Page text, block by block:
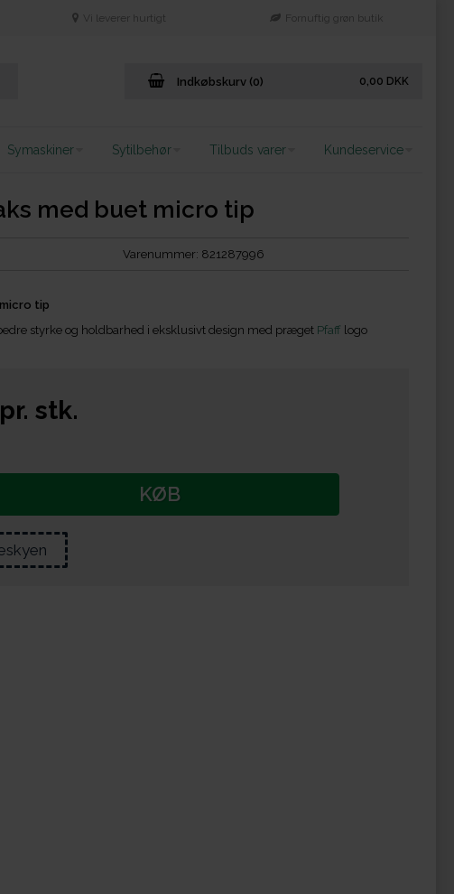
Vi leverer hurtigt Fornuftig grøn butik
Indkøbskurv (0) 0,00 DKK
Symaskiner Sytilbehør Tilbuds varer Kundeservice
med buet micro tip
Varenummer: 821287996
tip
styrke og holdbarhed i eksklusivt design med præget Pfaff logo
stk.
KØB